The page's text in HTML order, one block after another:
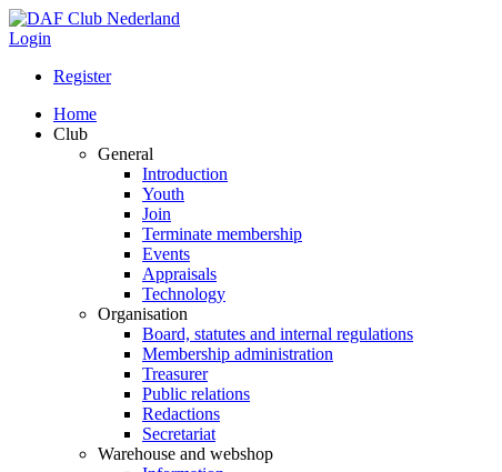
Login
Register
Home
Club
General
Introduction
Youth
Join
Terminate membership
Events
Appraisals
Technology
Organisation
Board, statutes and internal regulations
Membership administration
Treasurer
Public relations
Redactions
Secretariat
Warehouse and webshop